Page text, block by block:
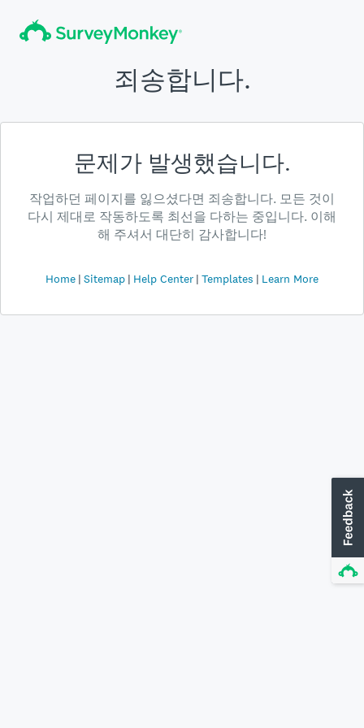
죄송합니다.
문제가 발생했습니다.
작업하던 페이지를 잃으셨다면 죄송합니다. 모든 것이
다시 제대로 작동하도록 최선을 다하는 중입니다. 이해
해 주셔서 대단히 감사합니다!
Home Sitemap Help Center Templates Learn More